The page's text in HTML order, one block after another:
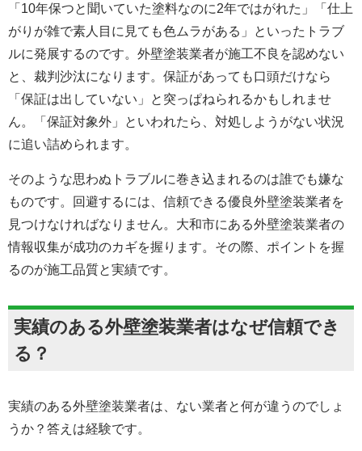
「10年保つと聞いていた塗料なのに2年ではがれた」「仕上
がりが雑で素人目に見ても色ムラがある」といったトラブ
ルに発展するのです。外壁塗装業者が施工不良を認めない
と、裁判沙汰になります。保証があっても口頭だけなら
「保証は出していない」と突っぱねられるかもしれませ
ん。「保証対象外」といわれたら、対処しようがない状況
に追い詰められます。
そのような思わぬトラブルに巻き込まれるのは誰でも嫌な
ものです。回避するには、信頼できる優良外壁塗装業者を
見つけなければなりません。大和市にある外壁塗装業者の
情報収集が成功のカギを握ります。その際、ポイントを握
るのが施工品質と実績です。
実績のある外壁塗装業者はなぜ信頼でき
る？
実績のある外壁塗装業者は、ない業者と何が違うのでしょ
うか？答えは経験です。